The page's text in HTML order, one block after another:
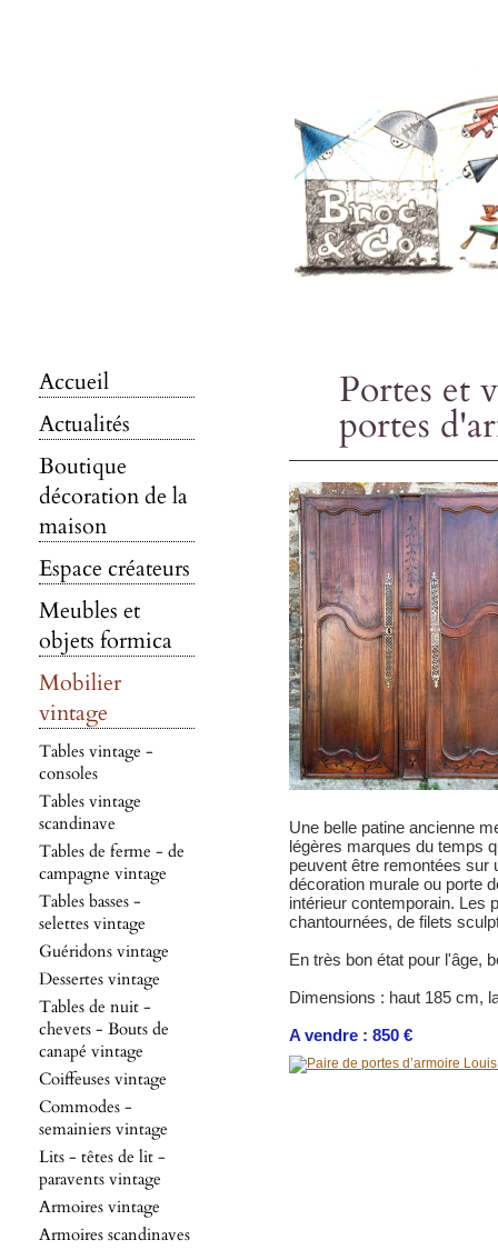
Accueil
Actualités
Boutique
décoration de la
maison
Espace créateurs
Meubles et
objets formica
Mobilier
vintage
Tables vintage -
consoles
Tables vintage
scandinave
Tables de ferme - de
campagne vintage
Tables basses -
selettes vintage
Guéridons vintage
Dessertes vintage
Tables de nuit -
chevets - Bouts de
canapé vintage
Coiffeuses vintage
Commodes -
semainiers vintage
Lits - têtes de lit -
paravents vintage
Armoires vintage
Armoires scandinaves
Portes et
portes
Une belle patine ancienne
légères marques du temps
peuvent être remontées sur
décoration murale ou porte
intérieur contemporain. Les
chantournées, de filets
En très bon état pour l'âge,
Dimensions : haut 185 cm,
A vendre : 850 €